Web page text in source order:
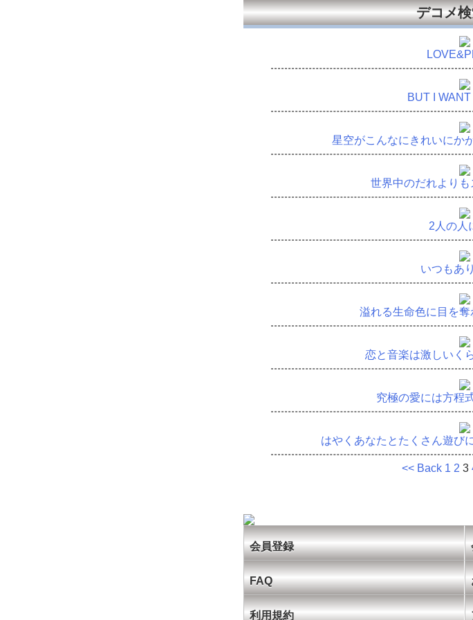
デコメ
BUT I WANT
星空がこんなにきれいにか
世界中のだれよりも
2人の人
いつもあ
溢れる生命色に目を奪
恋と音楽は激しいく
究極の愛には方程
はやくあなたとたくさん遊び
<< Back 1 2 3
会員登録
FAQ
利用規約